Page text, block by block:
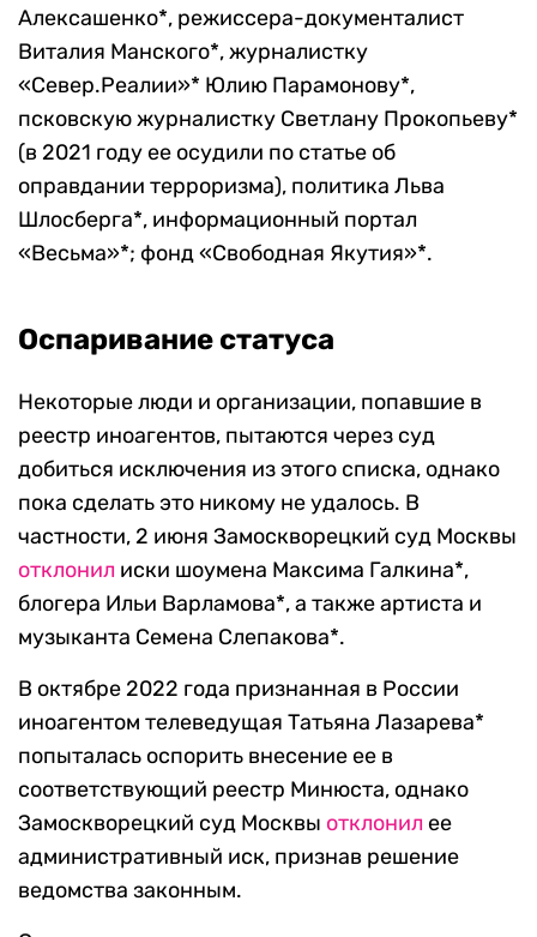
Алексашенко*, режиссера-документалист
Виталия Манского*, журналистку
«Север.Реалии»* Юлию Парамонову*,
псковскую журналистку Светлану Прокопьеву*
(в 2021 году ее осудили по статье об
оправдании терроризма), политика Льва
Шлосберга*, информационный портал
«Весьма»*; фонд «Свободная Якутия»*.
Оспаривание статуса
Некоторые люди и организации, попавшие в
реестр иноагентов, пытаются через суд
добиться исключения из этого списка, однако
пока сделать это никому не удалось. В
частности, 2 июня Замоскворецкий суд Москвы
отклонил иски шоумена Максима Галкина*,
блогера Ильи Варламова*, а также артиста и
музыканта Семена Слепакова*.
В октябре 2022 года признанная в России
иноагентом телеведущая Татьяна Лазарева*
попыталась оспорить внесение ее в
соответствующий реестр Минюста, однако
Замоскворецкий суд Москвы отклонил ее
административный иск, признав решение
ведомства законным.